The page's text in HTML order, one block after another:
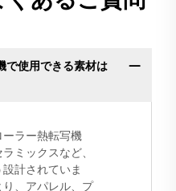
で使用できる素材は
ラー熱転写機
ミックスなど、
計されていま
、アパレル、プ